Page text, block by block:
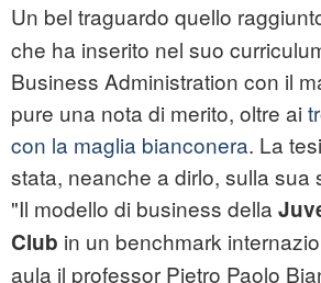
Un bel traguardo quello
che ha inserito nel suo
Business Administration con il
pure una nota di merito, oltre ai
con la maglia bianconera. La
stata, neanche a dirlo, sulla sua
"Il modello di business della
Club in un benchmark
aula il professor Pietro Paolo